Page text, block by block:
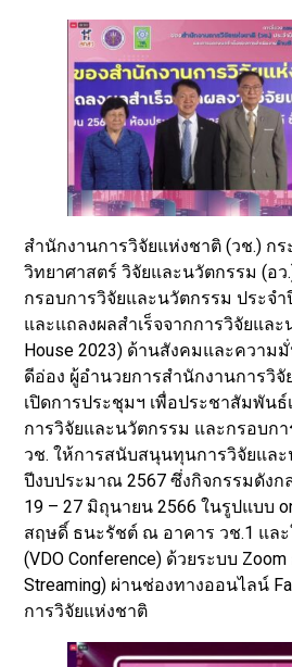
สำนักงานการวิจัยแห่งชาติ (วช.) ก
วิทยาศาสตร์ วิจัยและนวัตกรรม (อ
กรอบการวิจัยและนวัตกรรม ประจ
และแถลงผลสำเร็จจากการวิจัยและ
House 2023) ด้านสังคมและความ
ดีอ่อง ผู้อำนวยการสำนักงานการวิ
เปิดการประชุมฯ เพื่อประชาสัมพันธ์
การวิจัยและนวัตกรรม และกรอบก
วช. ให้การสนับสนุนทุนการวิจัยและ
ปีงบประมาณ 2567 ซึ่งกิจกรรมดังก
19 – 27 มิถุนายน 2566 ในรูปแบบ
สฤษดิ์ ธนะรัชต์ ณ อาคาร วช.1 แล
(VDO Conference) ด้วยระบบ
Streaming) ผ่านช่องทางออนไลน์
การวิจัยแห่งชาติ